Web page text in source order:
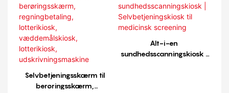
Selvbetjeningsskærm til
berøringsskærm,
Alt-i-en
sundhedsscanningskiosk |